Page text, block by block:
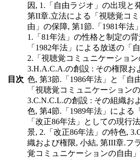
目次
因, 1.「自由ラジオ」の出現と
第II章.立法による「視聴覚コ
由」の保障, 第1節.「1981年法
1.「81年法」の性格と制定の
「1982年法」による放送の「
2.「視聴覚コミュニケーショ
3.H.A.C.A.の創設 : その権限お
色, 第3節.「1986年法」と「自
「視聴覚コミュニケーション
3.C.N.C.L.の創設 : その組織お
色, 第4節.「1989年法」による
「改正86年法」としての現行
景, 2.「改正86年法」の特色,
織および権限, 小結, 第III章.フ
覚コミュニケーションの自由